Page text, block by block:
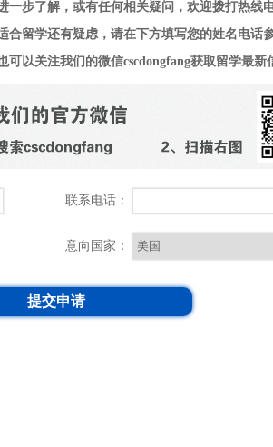
步了解，或有任何相关疑问，欢迎拨打热线
留学还有疑虑，请在下方填写您的姓名电话
以关注我们的微信cscdongfang获取留学最新
联系电话：
意向国家：
提交申请